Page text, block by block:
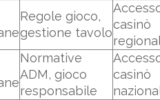
Regole gioco,
gestione tavolo
casinò
Normative
ADM, gioco
responsabile
casinò